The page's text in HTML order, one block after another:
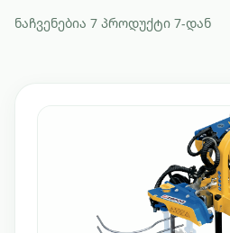
ნაჩვენებია 7 პროდუქტი 7-დან